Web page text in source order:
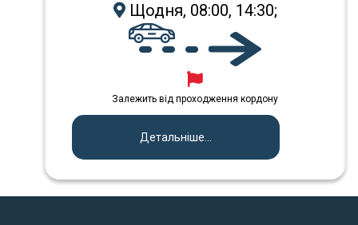
Щодня, 08:00, 14:30;
Залежить від проходження кордону
Детальніше...